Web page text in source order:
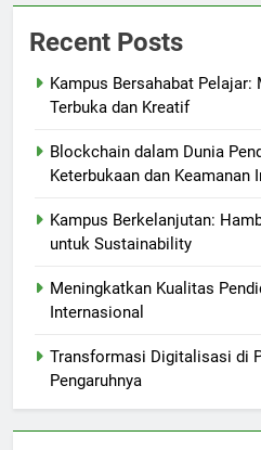
Recent Posts
Kampus Bersahabat Pelajar:
Terbuka dan Kreatif
Blockchain dalam Dunia
Keterbukaan dan Keamanan
Kampus Berkelanjutan:
untuk Sustainability
Meningkatkan Kualitas
Internasional
Transformasi Digitalisasi di
Pengaruhnya